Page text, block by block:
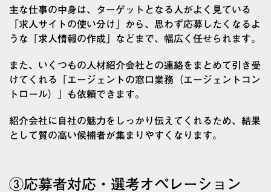
主な仕事の中身は、ターゲットとなる人がよく見ている
「求人サイトの使い分け」から、思わず応募したくなるよ
うな「求人情報の作成」などまで、幅広く任せられます。
また、いくつもの人材紹介会社との連絡をまとめて引き受
けてくれる「エージェントの窓口業務（エージェントコン
トロール）」も依頼できます。
紹介会社に自社の魅力をしっかり伝えてくれるため、結果
として質の高い候補者が集まりやすくなります。
③応募者対応・選考オペレーション